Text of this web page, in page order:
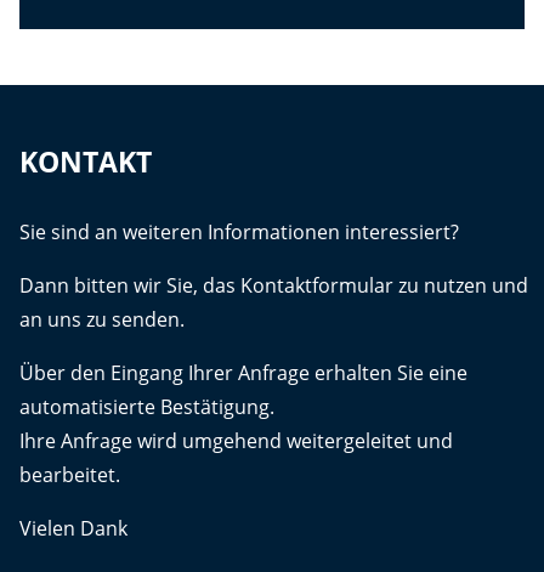
KONTAKT
Sie sind an weiteren Informationen interessiert?
Dann bitten wir Sie, das Kontaktformular zu nutzen und
an uns zu senden.
Über den Eingang Ihrer Anfrage erhalten Sie eine
automatisierte Bestätigung.
Ihre Anfrage wird umgehend weitergeleitet und
bearbeitet.
Vielen Dank